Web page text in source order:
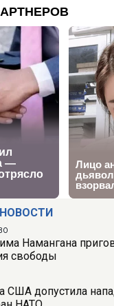
Намангана
свободы
США допустила